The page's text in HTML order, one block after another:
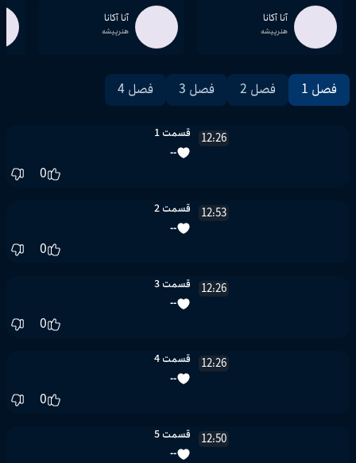
آنا آکانا
هنرپیشه
آنا آکانا
هنرپیشه
فصل 1 فصل 2 فصل 3 فصل 4
12:26 قسمت 1
--
0
12:53 قسمت 2
--
0
12:26 قسمت 3
--
0
12:26 قسمت 4
--
0
12:50 قسمت 5
--